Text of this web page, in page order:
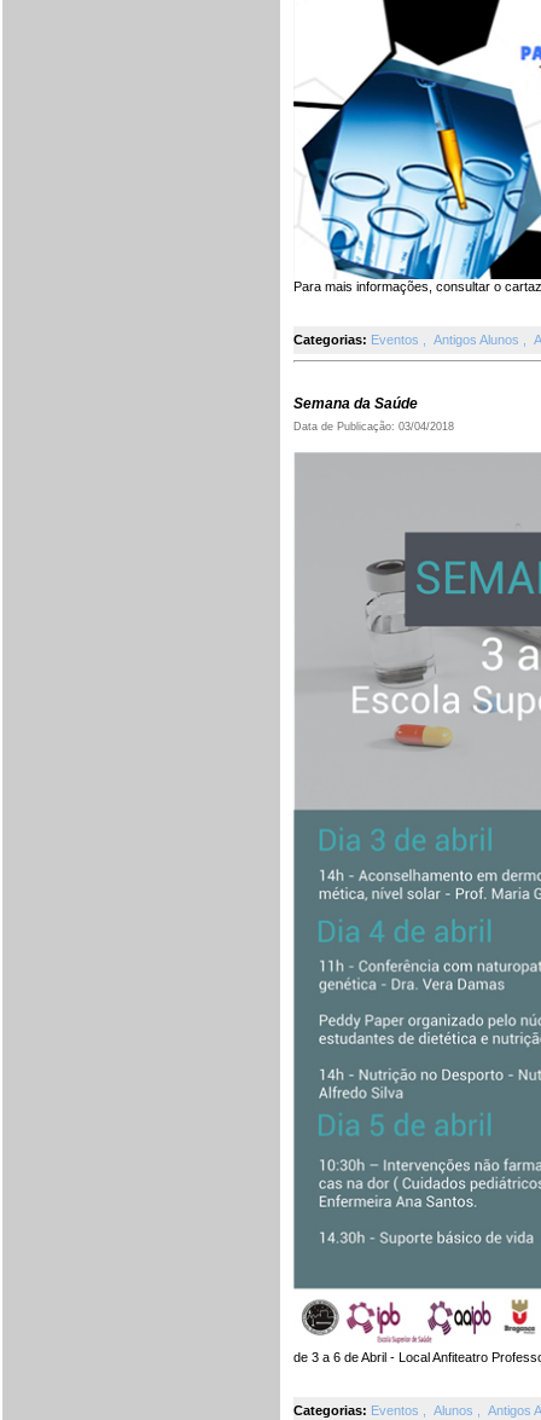
Para mais informações, consultar o
Categorias: Eventos Antigos Alunos
Semana da Saúde
Data de Publicação: 03/04/2018
de 3 a 6 de Abril - Local Anfiteatro
Categorias: Eventos , Alunos , Antigos